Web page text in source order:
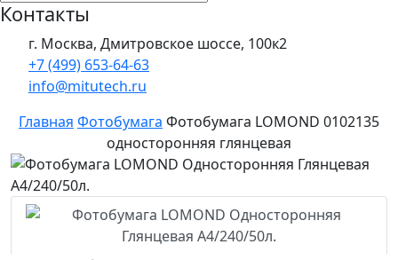
Контакты
г. Москва, Дмитровское шоссе, 100к2
+7 (499) 653-64-63
info@mitutech.ru
Главная Фотобумага Фотобумага LOMOND 0102135
односторонняя глянцевая